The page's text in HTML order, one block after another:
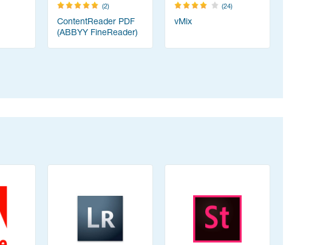
(2)
ContentReader PDF
(ABBYY FineReader)
(24)
vMix